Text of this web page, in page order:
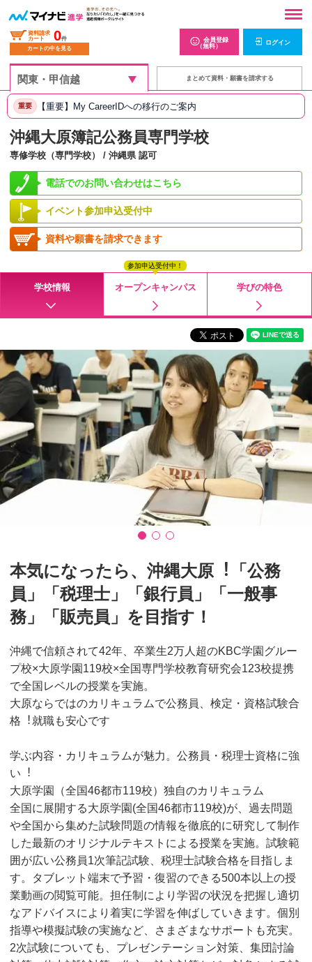
資料請求
カート
0件
カートの中を見る
会員登録
（無料）
ログイン
まとめて資料・願書を請求する
重要 【重要】My CareerIDへの移行のご案内
沖縄大原簿記公務員専門学校
専修学校（専門学校） / 沖縄県 認可
電話でのお問い合わせはこちら
イベント参加申込受付中
資料や願書を請求できます
学校情報 オープンキャンパス
参加申込受付中！
学びの特色
本気になったら、沖縄⼤原︕「公務
員」「税理⼠」「銀⾏員」「⼀般事
務」「販売員」を目指す！
沖縄で信頼されて42年、卒業⽣2万⼈超のKBC学園グルー
プ校×⼤原学園119校×全国専門学校教育研究会123校提携
で全国レベルの授業を実施。
⼤原ならではのカリキュラムで公務員、検定・資格試験合
格︕就職も安⼼です
学ぶ内容・カリキュラムが魅⼒。公務員・税理⼠資格に強
い︕
⼤原学園（全国46都市119校）独⾃のカリキュラム
全国に展開する⼤原学園(全国46都市119校)が、過去問題
や全国から集めた試験問題の情報を徹底的に研究して制作
した最新のオリジナルテキストによる授業を実施。試験範
囲が広い公務員1次筆記試験、税理⼠試験合格を目指しま
す。タブレット端末で予習・復習のできる500本以上の授
業動画の閲覧可能。担任制により学習の状況を把握し適切
なアドバイスにより着実に学習を伸ばしていきます。個別
指導や模擬試験の実施など、さまざまなサポートも充実。
2次試験についても、プレゼンテーション対策、集団討論